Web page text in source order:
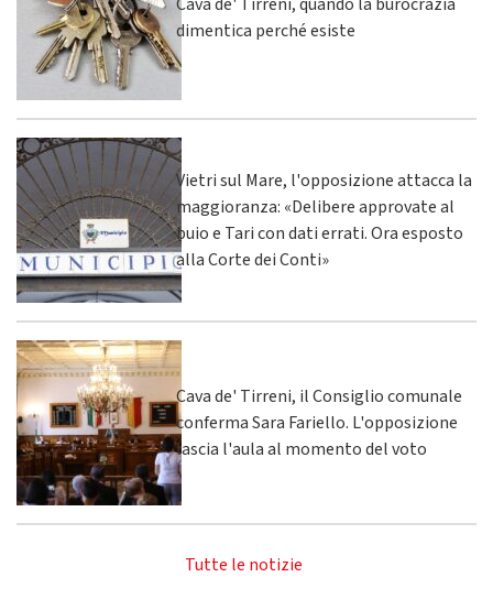
dimentica perché esiste
Vietri sul Mare, l'opposizione attacca la
maggioranza: «Delibere approvate al
buio e Tari con dati errati. Ora esposto
alla Corte dei Conti»
Cava de' Tirreni, il Consiglio comunale
conferma Sara Fariello. L'opposizione
lascia l'aula al momento del voto
Tutte le notizie